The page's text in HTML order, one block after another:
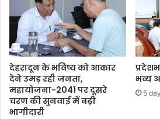
देहरादून के भविष्य को आकार
देने उमड़ रही जनता,
महायोजना-2041 पर दूसरे
चरण की सुनवाई में बढ़ी
भागीदारी
भव्य
5